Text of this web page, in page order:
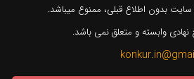
سایت بدون اطلاع قبلی، ممنوع میباشد.
وابسته و متعلق نمی باشد.